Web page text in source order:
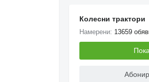
Колесни трактори
Намерени: 13659